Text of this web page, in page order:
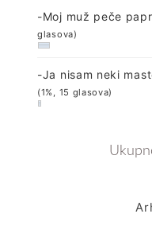
-Moj muž peče
glasova)
-Ja nisam neki
(1%, 15 glasova)